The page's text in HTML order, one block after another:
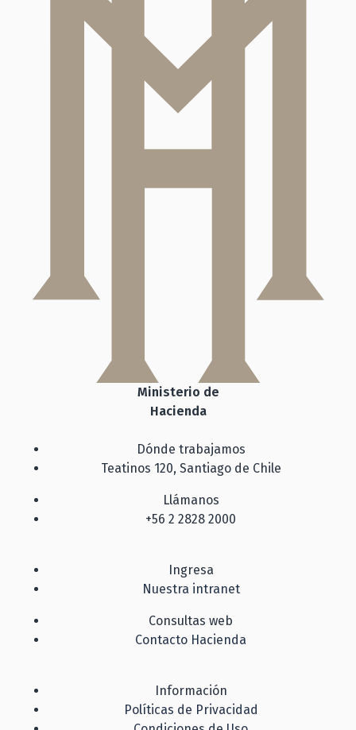
Ministerio de
Hacienda
Dónde trabajamos
Teatinos 120, Santiago de Chile
Llámanos
+56 2 2828 2000
Ingresa
Nuestra intranet
Consultas web
Contacto Hacienda
Información
Políticas de Privacidad